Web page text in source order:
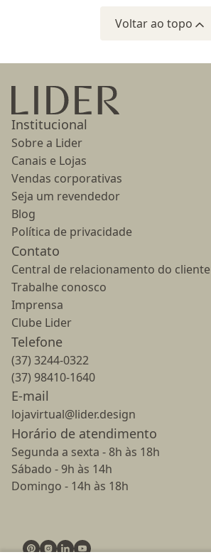
Voltar ao topo
Ir para a página inicial
Institucional
Sobre a Lider
Canais e Lojas
Vendas corporativas
Seja um revendedor
Blog
Política de privacidade
Contato
Central de relacionamento do cliente
Trabalhe conosco
Imprensa
Clube Lider
Telefone
(37) 3244-0322
(37) 98410-1640
E-mail
lojavirtual@lider.design
Horário de atendimento
Segunda a sexta - 8h às 18h
Sábado - 9h às 14h
Domingo - 14h às 18h